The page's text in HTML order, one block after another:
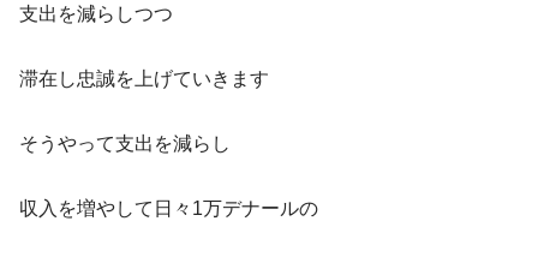
支出を減らしつつ
滞在し忠誠を上げていきます
そうやって支出を減らし
収入を増やして日々1万デナールの